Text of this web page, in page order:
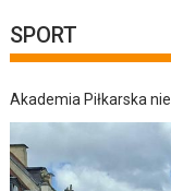
SPORT
Akademia Piłkarska